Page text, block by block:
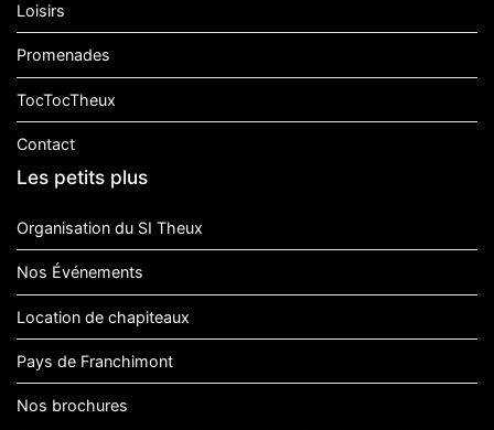
Loisirs
Promenades
TocTocTheux
Contact
Les petits plus
Organisation du SI Theux
Nos Événements
Location de chapiteaux
Pays de Franchimont
Nos brochures